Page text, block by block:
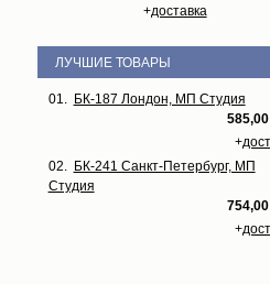
+доставка
ЛУЧШИЕ ТОВАРЫ
01.
БК-187 Лондон, МП Студия
+
02. БК-241 Санкт-Петербург, МП
Студия
+